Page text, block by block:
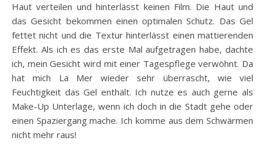
Haut verteilen und hinterlässt keinen Film. Die Haut und
das Gesicht bekommen einen optimalen Schutz. Das Gel
fettet nicht und die Textur hinterlässt einen mattierenden
Effekt. Als ich es das erste Mal aufgetragen habe, dachte
ich, mein Gesicht wird mit einer Tagespflege verwöhnt. Da
hat mich La Mer wieder sehr überrascht, wie viel
Feuchtigkeit das Gel enthält. Ich nutze es auch gerne als
Make-Up Unterlage, wenn ich doch in die Stadt gehe oder
einen Spaziergang mache. Ich komme aus dem Schwärmen
nicht mehr raus!